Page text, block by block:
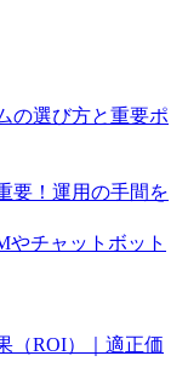
の選び方と重要ポ
要！運用の手間を
やチャットボット
（ROI）｜適正価